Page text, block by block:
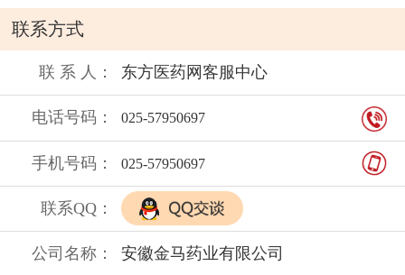
使用，用药后皮肤过敏如出现瘟痒、
重者应去医院就诊。 7.对本品过敏者
禁用，过敏体质者慎用。 8.本品性状
发生改变时禁止使用。 9.儿童必须在
成人监护下使用: 10.请将本品放在儿
其他药品。使用本品前请咨询医师或
药师。
不良反应：
尚不明确
联系方式
联 系 人： 东方医药网客服中心
电话号码： 025-57950697
手机号码： 025-57950697
联系QQ：
公司名称： 安徽金马药业有限公司